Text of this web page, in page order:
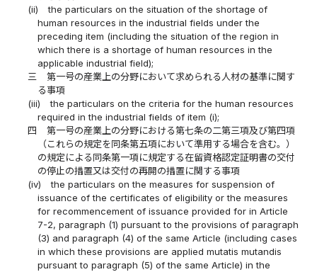
(ii)
the particulars on the situation of the shortage of
human resources in the industrial fields under the
preceding item (including the situation of the region in
which there is a shortage of human resources in the
applicable industrial field);
三
第一号の産業上の分野において求められる人材の基準に関す
る事項
(iii)
the particulars on the criteria for the human resources
required in the industrial fields of item (i);
四
第一号の産業上の分野における第七条の二第三項及び第四項
（これらの規定を同条第五項において準用する場合を含む。）
の規定による同条第一項に規定する在留資格認定証明書の交付
の停止の措置又は交付の再開の措置に関する事項
(iv)
the particulars on the measures for suspension of
issuance of the certificates of eligibility or the measures
for recommencement of issuance provided for in Article
7-2, paragraph (1) pursuant to the provisions of paragraph
(3) and paragraph (4) of the same Article (including cases
in which these provisions are applied mutatis mutandis
pursuant to paragraph (5) of the same Article) in the